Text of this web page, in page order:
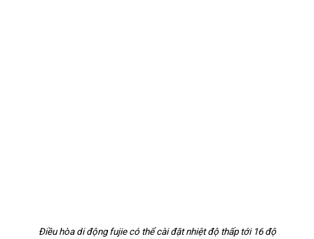
Điều hòa di động fujie có thể cài đặt nhiệt độ thấp tới 16 độ